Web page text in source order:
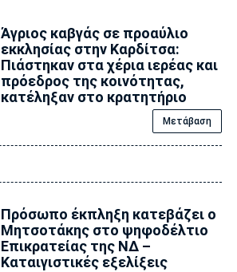
Άγριος καβγάς σε προαύλιο
εκκλησίας στην Καρδίτσα:
Πιάστηκαν στα χέρια ιερέας και
πρόεδρος της κοινότητας,
κατέληξαν στο κρατητήριο
Μετάβαση
Πρόσωπο έκπληξη κατεβάζει ο
Μητσοτάκης στο ψηφοδέλτιο
Επικρατείας της ΝΔ –
Καταιγιστικές εξελίξεις